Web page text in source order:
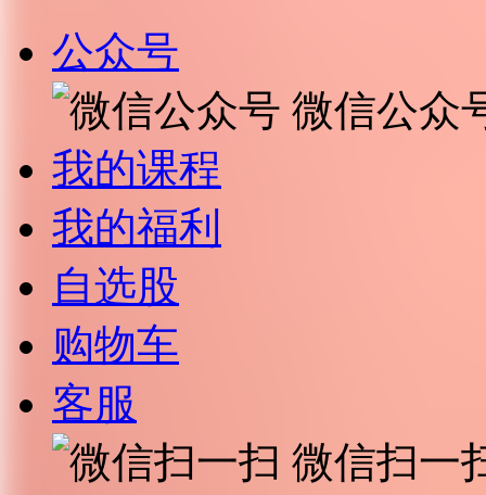
公众号
微信公众
我的课程
我的福利
自选股
购物车
客服
微信扫一